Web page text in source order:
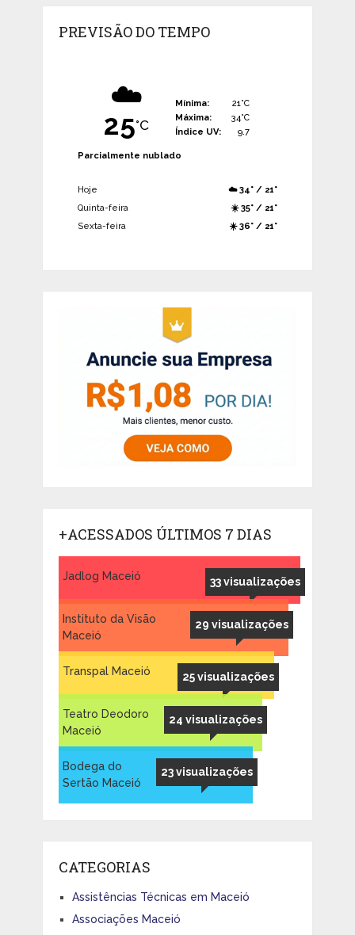
PREVISÃO DO TEMPO
☁️
25°C
Mínima:
21°C
Máxima:
34°C
Índice UV:
9.7
Parcialmente nublado
Hoje
☁️ 34° / 21°
Quinta-feira
☀️ 35° / 21°
Sexta-feira
☀️ 36° / 21°
+ACESSADOS ÚLTIMOS 7 DIAS
33 visualizações
Jadlog Maceió
29 visualizações
Instituto da Visão
Maceió
25 visualizações
Transpal Maceió
24 visualizações
Teatro Deodoro
Maceió
23 visualizações
Bodega do
Sertão Maceió
CATEGORIAS
Assistências Técnicas em Maceió
Associações Maceió